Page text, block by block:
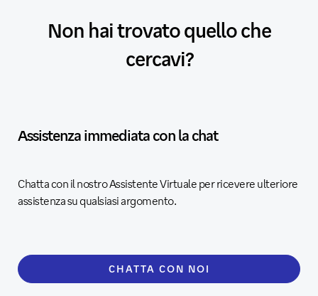
Non hai trovato quello che
cercavi?
Assistenza immediata con la chat
Chatta con il nostro Assistente Virtuale per ricevere ulteriore
assistenza su qualsiasi argomento.
CHATTA CON NOI